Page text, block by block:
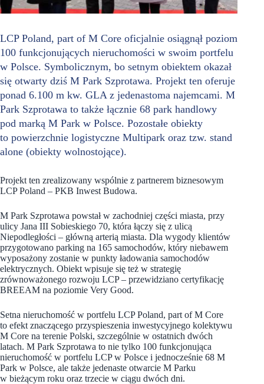
LCP Poland, part of M Core oficjalnie osiągnął poziom
100 funkcjonujących nieruchomości w swoim portfelu
w Polsce. Symbolicznym, bo setnym obiektem okazał
się otwarty dziś M Park Szprotawa. Projekt ten oferuje
ponad 6.100 m kw. GLA z jedenastoma najemcami. M
Park Szprotawa to także łącznie 68 park handlowy
pod marką M Park w Polsce. Pozostałe obiekty
to powierzchnie logistyczne Multipark oraz tzw. stand
alone (obiekty wolnostojące).
Projekt ten zrealizowany wspólnie z partnerem biznesowym
LCP Poland – PKB Inwest Budowa.
M Park Szprotawa powstał w zachodniej części miasta, przy
ulicy Jana III Sobieskiego 70, która łączy się z ulicą
Niepodległości – główną arterią miasta. Dla wygody klientów
przygotowano parking na 165 samochodów, który niebawem
wyposażony zostanie w punkty ładowania samochodów
elektrycznych. Obiekt wpisuje się też w strategię
zrównoważonego rozwoju LCP – przewidziano certyfikację
BREEAM na poziomie Very Good.
Setna nieruchomość w portfelu LCP Poland, part of M Core
to efekt znaczącego przyspieszenia inwestycyjnego kolektywu
M Core na terenie Polski, szczególnie w ostatnich dwóch
latach. M Park Szprotawa to nie tylko 100 funkcjonująca
nieruchomość w portfelu LCP w Polsce i jednocześnie 68 M
Park w Polsce, ale także jedenaste otwarcie M Parku
w bieżącym roku oraz trzecie w ciągu dwóch dni.